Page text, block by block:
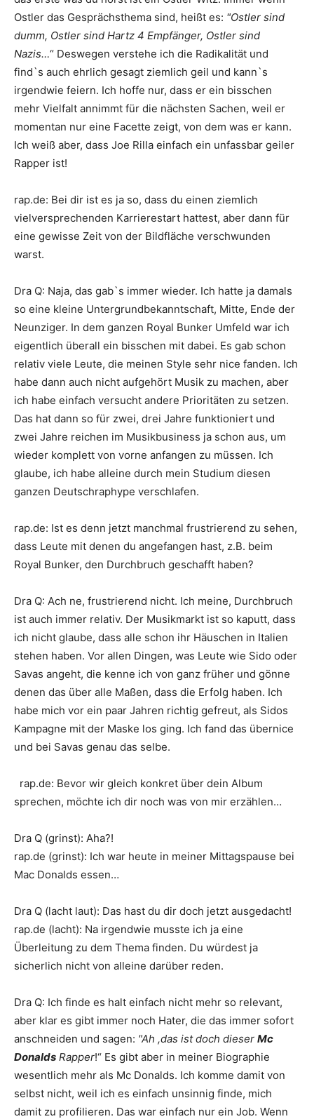
Ostler das Gesprächsthema sind, heißt es: "Ostler sind
dumm, Ostler sind Hartz 4 Empfänger, Ostler sind
Nazis…“ Deswegen verstehe ich die Radikalität und
find`s auch ehrlich gesagt ziemlich geil und kann`s
irgendwie feiern. Ich hoffe nur, dass er ein bisschen
mehr Vielfalt annimmt für die nächsten Sachen, weil er
momentan nur eine Facette zeigt, von dem was er kann.
Ich weiß aber, dass Joe Rilla einfach ein unfassbar geiler
Rapper ist!
rap.de: Bei dir ist es ja so, dass du einen ziemlich
vielversprechenden Karrierestart hattest, aber dann für
eine gewisse Zeit von der Bildfläche verschwunden
warst.
Dra Q: Naja, das gab`s immer wieder. Ich hatte ja damals
so eine kleine Untergrundbekanntschaft, Mitte, Ende der
Neunziger. In dem ganzen Royal Bunker Umfeld war ich
eigentlich überall ein bisschen mit dabei. Es gab schon
relativ viele Leute, die meinen Style sehr nice fanden. Ich
habe dann auch nicht aufgehört Musik zu machen, aber
ich habe einfach versucht andere Prioritäten zu setzen.
Das hat dann so für zwei, drei Jahre funktioniert und
zwei Jahre reichen im Musikbusiness ja schon aus, um
wieder komplett von vorne anfangen zu müssen. Ich
glaube, ich habe alleine durch mein Studium diesen
ganzen Deutschraphype verschlafen.
rap.de: Ist es denn jetzt manchmal frustrierend zu sehen,
dass Leute mit denen du angefangen hast, z.B. beim
Royal Bunker, den Durchbruch geschafft haben?
Dra Q: Ach ne, frustrierend nicht. Ich meine, Durchbruch
ist auch immer relativ. Der Musikmarkt ist so kaputt, dass
ich nicht glaube, dass alle schon ihr Häuschen in Italien
stehen haben. Vor allen Dingen, was Leute wie Sido oder
Savas angeht, die kenne ich von ganz früher und gönne
denen das über alle Maßen, dass die Erfolg haben. Ich
habe mich vor ein paar Jahren richtig gefreut, als Sidos
Kampagne mit der Maske los ging. Ich fand das übernice
und bei Savas genau das selbe.
rap.de: Bevor wir gleich konkret über dein Album
sprechen, möchte ich dir noch was von mir erzählen…
Dra Q (grinst): Aha?!
rap.de (grinst): Ich war heute in meiner Mittagspause bei
Mac Donalds essen…
Dra Q (lacht laut): Das hast du dir doch jetzt ausgedacht!
rap.de (lacht): Na irgendwie musste ich ja eine
Überleitung zu dem Thema finden. Du würdest ja
sicherlich nicht von alleine darüber reden.
Dra Q: Ich finde es halt einfach nicht mehr so relevant,
aber klar es gibt immer noch Hater, die das immer sofort
anschneiden und sagen: "Ah ,das ist doch dieser Mc
Donalds Rapper!“ Es gibt aber in meiner Biographie
wesentlich mehr als Mc Donalds. Ich komme damit von
selbst nicht, weil ich es einfach unsinnig finde, mich
damit zu profilieren. Das war einfach nur ein Job. Wenn